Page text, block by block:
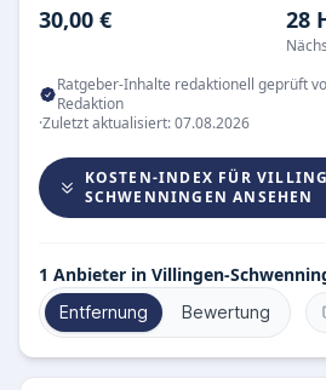
30,00 € 28
Ratgeber-Inhalte redaktionell geprüft
Redaktion
·Zuletzt aktualisiert: 07.08.2026
KOSTEN-INDEX FÜR
SCHWENNINGEN ANSEHEN
1 Anbieter in Villingen-
Entfernung Bewertung